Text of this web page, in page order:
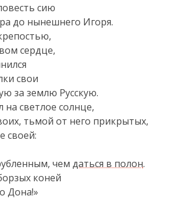
сию
до нынешнего Игоря.
сердце,
свои
за землю Русскую.
на светлое солнце,
тьмой от него прикрытых,
своей:
чем даться в полон.
коней
Дона!»